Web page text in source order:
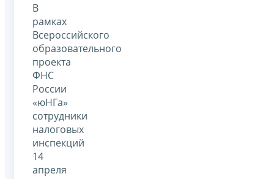
В
рамках
Всероссийского
образовательного
проекта
ФНС
России
«юНГа»
сотрудники
налоговых
инспекций
14
апреля